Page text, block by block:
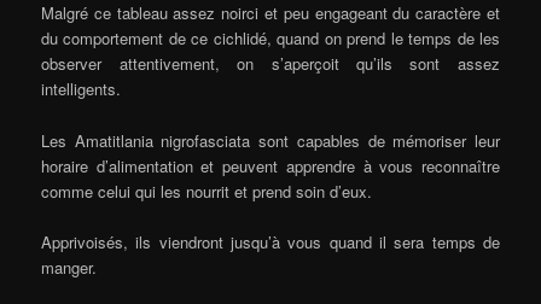
Malgré ce tableau assez noirci et peu engageant du caractère et
du comportement de ce cichlidé, quand on prend le temps de les
observer attentivement, on s’aperçoit qu’ils sont assez
intelligents.
Les Amatitlania nigrofasciata sont capables de mémoriser leur
horaire d’alimentation et peuvent apprendre à vous reconnaître
comme celui qui les nourrit et prend soin d’eux.
Apprivoisés, ils viendront jusqu’à vous quand il sera temps de
manger.